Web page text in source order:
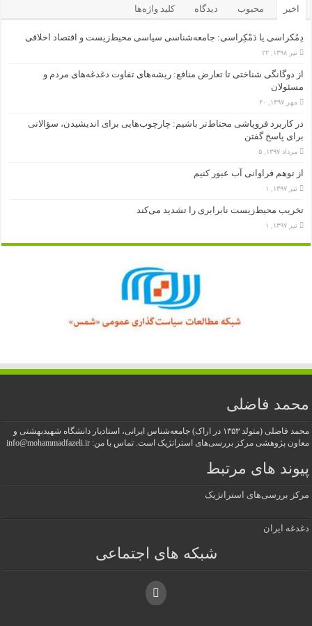
اخیر محبوب دیدگاه کلید واژه‌ها
دِمُکراسی یا دَمْکِراسی: جامعه‌شناسی سیاسی محیط‌زیست و اقتصاد اخلاقی
تیر ۱۳۹۸, ۲۲
از دوگانگی شناختی تا تعارض منافع: ریشه‌های تفاوت دغدغه‌های مردم و
مسئولان
مهر ۱۳۹۷, ۲۰
در کاربرد فروپاشی محتاط‌تر باشیم: چارچوب‌هایی برای اندیشیدن، سؤالاتی
برای پاسخ گفتن
مرداد ۱۳۹۷, ۵
از توهم فراوانی آب عبور کنیم
تیر ۱۳۹۷, ۱
تخریب محیط‌زیست نابرابری را تشدید می‌کند
تیر ۱۳۹۷, ۱
محمد فاضلی
محمد فاضلی (متولد ۱۳۵۳ در اراک) جامعه‌شناس ایرانی، استادیار دانشگاه شهیدبهشتی و
معاون پژوهشی مرکز بررسی‌های استراتژیک است. تماس با من: info@mohammadfazeli.ir
پیوند های مرتبط
مرکز بررسی‌های استراتژیک
دغدغه ایران
شبکه های اجتماعی